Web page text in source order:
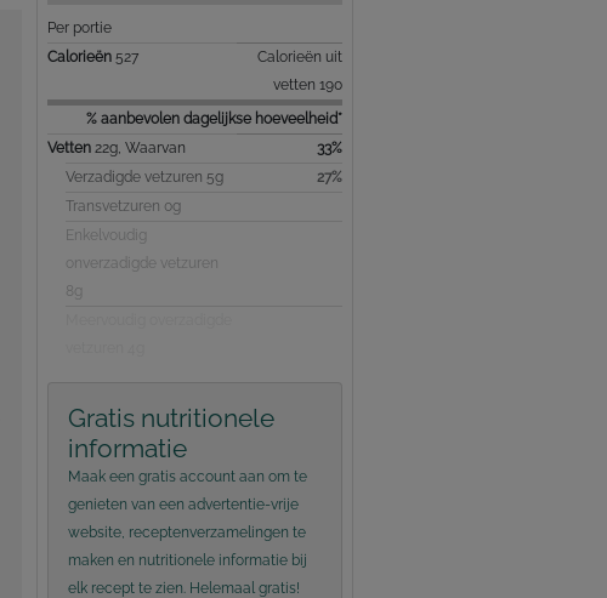
Per portie
Calorieën 527
Calorieën uit
vetten 190
% aanbevolen dagelijkse hoeveelheid*
Vetten 22g, Waarvan
33%
Verzadigde vetzuren 5g
27%
Transvetzuren 0g
Enkelvoudig
onverzadigde vetzuren
8g
Gratis nutritionele
informatie
Maak een gratis account aan om te
genieten van een advertentie-vrije
website, receptenverzamelingen te
maken en nutritionele informatie bij
elk recept te zien. Helemaal gratis!